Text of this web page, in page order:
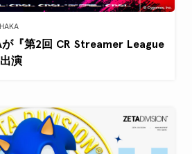
が『第2回 CR Streamer League
演